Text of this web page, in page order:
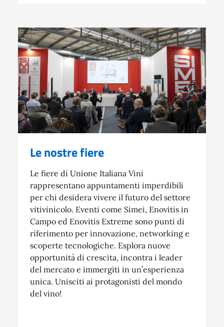
Le nostre fiere
Le fiere di Unione Italiana Vini
rappresentano appuntamenti imperdibili
per chi desidera vivere il futuro del settore
vitivinicolo. Eventi come Simei, Enovitis in
Campo ed Enovitis Extreme sono punti di
riferimento per innovazione, networking e
scoperte tecnologiche. Esplora nuove
opportunità di crescita, incontra i leader
del mercato e immergiti in un’esperienza
unica. Unisciti ai protagonisti del mondo
del vino!